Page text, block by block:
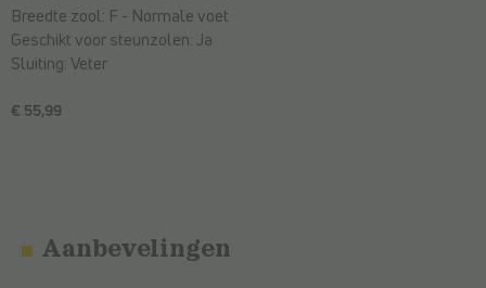
€ 55,99
Breedte zool: F - Normale voet
Geschikt voor steunzolen:Ja
Sluiting:Veter
Aanbevelingen